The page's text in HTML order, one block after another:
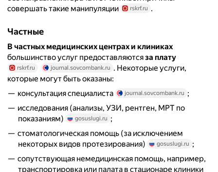
совершать такие манипуляции
rskrf.ru .
Частные
В частных медицинских центрах и клиниках
большинство услуг предоставляютсяза плату
rskrf.ru journal.sovcombank.ru . Некоторые услуги,
которые могут быть оказаны:
консультация специалиста
journal.sovcombank.ru ;
исследования (анализы, УЗИ, рентген, МРТ по
показаниям)
gosuslugi.ru ;
стоматологическая помощь (за исключением
некоторых видов протезирования)
gosuslugi.ru ;
сопутствующая немедицинская помощь, например,
транспортировка или палата в стационаре клиники